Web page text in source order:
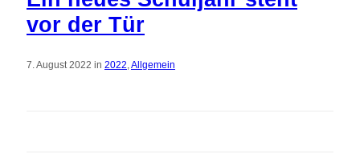
vor der Tür
7. August 2022 in 2022,Allgemein